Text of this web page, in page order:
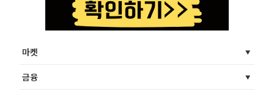
마켓
금융